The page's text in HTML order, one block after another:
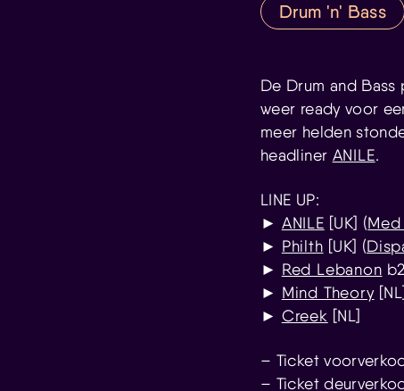
Drum 'n' Bass
De Drum and
weer ready voor
meer helden
headliner ANILE.
LINE UP:
► ANILE [UK] (
► Philth [UK] (
► Red Lebanon
► Mind Theory
► Creek [NL]
– Ticket
– Ticket